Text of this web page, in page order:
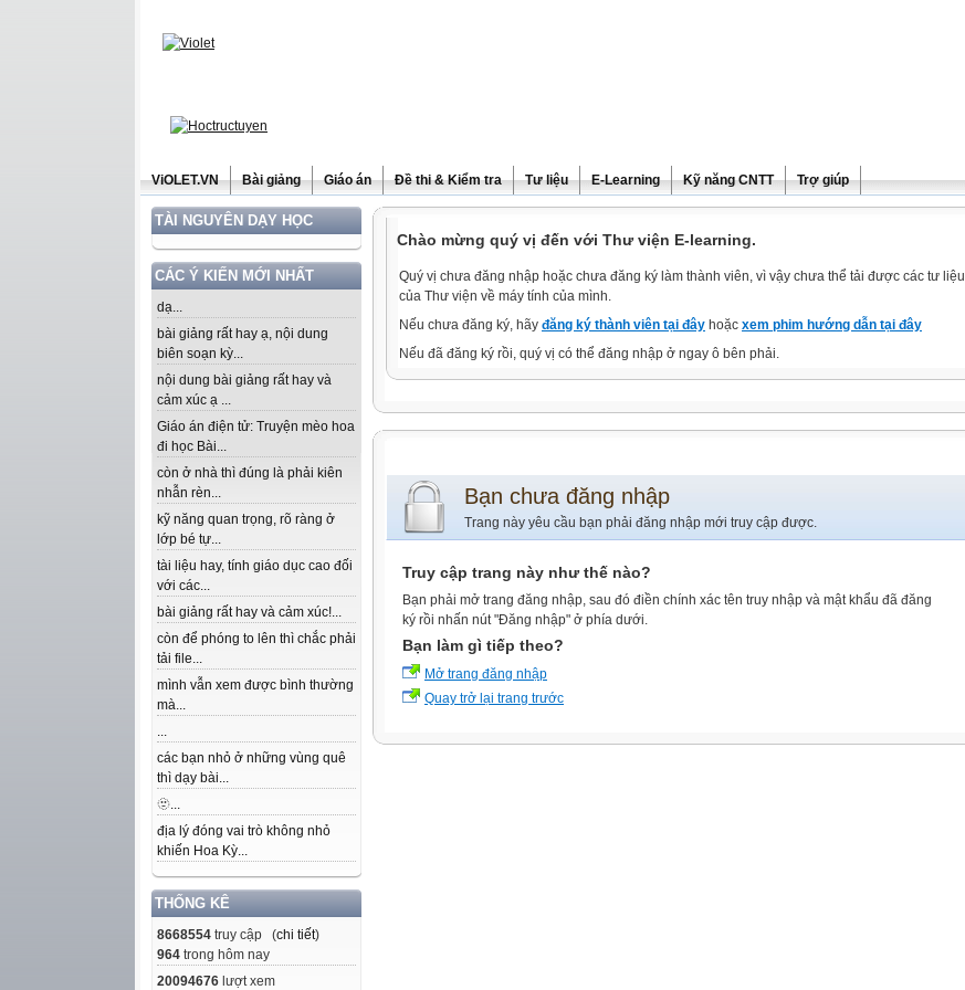
ViOLET.VN Bài giảng Giáo án Đề thi & Kiểm tra Tư liệu E-Learning Kỹ năng CNTT Trợ giúp
TÀI NGUYÊN DẠY HỌC
CÁC Ý KIẾN MỚI NHẤT
dạ...
bài giảng rất hay ạ, nội dung
biên soạn kỳ...
nội dung bài giảng rất hay và
cảm xúc ạ ...
Giáo án điện tử: Truyện mèo hoa
đi học Bài...
còn ở nhà thì đúng là phải kiên
nhẫn rèn...
kỹ năng quan trọng, rõ ràng ở
lớp bé tự...
tài liệu hay, tính giáo dục cao đối
với các...
bài giảng rất hay và cảm xúc!...
còn để phóng to lên thì chắc phải
tải file...
mình vẫn xem được bình thường
mà...
...
các bạn nhỏ ở những vùng quê
thì dạy bài...
🫥...
địa lý đóng vai trò không nhỏ
khiến Hoa Kỳ...
THỐNG KÊ
8668554 truy cập (chi tiết)
964 trong hôm nay
20094676 lượt xem
Chào mừng quý vị đến với Thư viện E-learning.
Quý vị chưa đăng nhập hoặc chưa đăng ký làm thành viên, vì vậy chưa thể tải được các tư liệu
của Thư viện về máy tính của mình.
Nếu chưa đăng ký, hãy đăng ký thành viên tại đây hoặc xem phim hướng dẫn tại đây
Nếu đã đăng ký rồi, quý vị có thể đăng nhập ở ngay ô bên phải.
Bạn chưa đăng nhập
Trang này yêu cầu bạn phải đăng nhập mới truy cập được.
Truy cập trang này như thế nào?
Bạn phải mở trang đăng nhập, sau đó điền chính xác tên truy nhập và mật khẩu đã đăng
ký rồi nhấn nút "Đăng nhập" ở phía dưới.
Bạn làm gì tiếp theo?
Mở trang đăng nhập
Quay trở lại trang trước